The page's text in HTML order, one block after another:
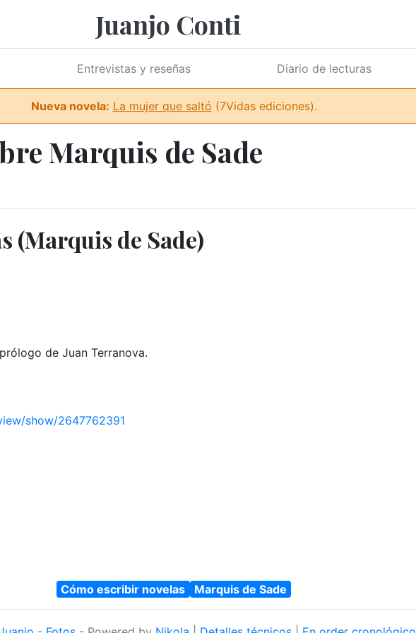
Juanjo Conti
Entrevistas y reseñas Diario de lecturas
Nueva novela: La mujer que saltó (7Vidas ediciones).
Marquis de Sade
(Marquis de Sade)
de Juan Terranova.
show/2647762391
Cómo escribir novelas Marquis de Sade